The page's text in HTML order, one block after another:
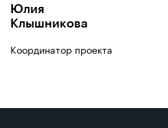
Юлия
Клышникова
Координатор проекта